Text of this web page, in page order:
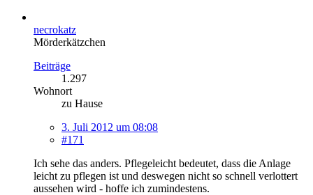
necrokatz
Mörderkätzchen
Beiträge
1.297
Wohnort
zu Hause
3. Juli 2012 um 08:08
#171
Ich sehe das anders. Pflegeleicht bedeutet, dass die Anlage
leicht zu pflegen ist und deswegen nicht so schnell verlottert
aussehen wird - hoffe ich zumindestens.